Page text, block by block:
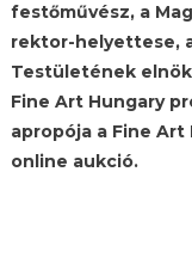
festőművész, a
rektor-helyettese,
Testületének
Fine Art Hungary
apropója a Fine Art
online aukció.